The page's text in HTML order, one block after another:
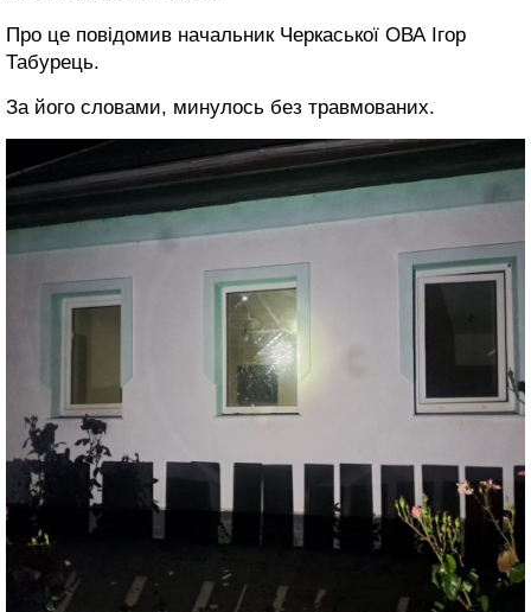
Про це повідомив начальник Черкаської ОВА Ігор
Табурець.
За його словами, минулось без травмованих.